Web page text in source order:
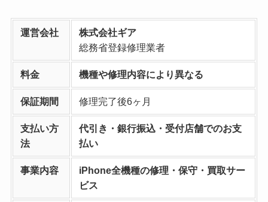
運営会社
株式会社ギア
総務省登録修理業者
料金 機種や修理内容により異なる
保証期間 修理完了後6ヶ月
支払い方
法
代引き・銀行振込・受付店舗でのお支
払い
事業内容
iPhone全機種の修理・保守・買取サー
ビス